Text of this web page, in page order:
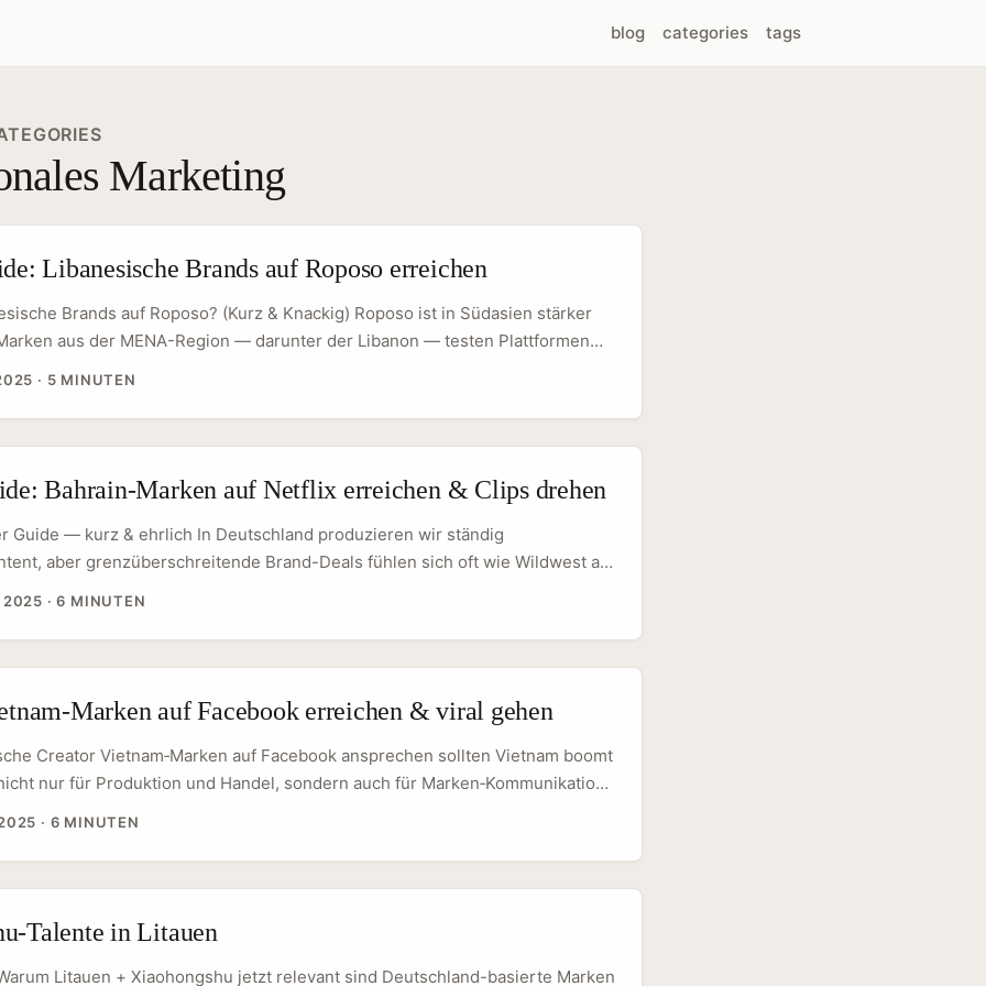
blog categories tags
Marketing
Libanesische Brands auf Roposo erreichen
Brands auf Roposo? (Kurz & Knackig) Roposo ist in Südasien stärker
aus der MENA-Region — darunter der Libanon — testen Plattformen
Kampagnen. Gleichzeitig gilt: Libanesische Brands haben eigene
Zielgruppen und Kauftriggers. Wer blind copy-pastet, wird nicht weit
Guide zeigt praxisnah, wie du libanesische Marken auf Roposo identifizierst,
und verhandelst — plus konkrete Content‑Beispiele, Preisrahmen,
und typische Fallstricke. ...
· 5 MINUTEN
Bahrain‑Marken auf Netflix erreichen & Clips drehen
Guide — kurz & ehrlich In Deutschland produzieren wir ständig
aber grenzüberschreitende Brand-Deals fühlen sich oft wie Wildwest an:
Netflix‑Film auftaucht — öffnet das coole Chancen für Unboxing‑ und
hoher TV‑/Streaming‑Relevanz + regionaler Markenstolz = potentielle
...
2025 ·6 MINUTEN
auf Facebook erreichen & viral gehen
Creator Vietnam‑Marken auf Facebook ansprechen sollten Vietnam boomt
nur für Produktion und Handel, sondern auch für Marken‑Kommunikation:
eine attraktive Option — gerade über Facebook, weil die Plattform dort
Diensten wie Zalo) noch immer eine große Rolle im Discovery‑ und
spielt. ...
· 6 MINUTEN
Talente in Litauen
Litauen + Xiaohongshu jetzt relevant sind Deutschland-basierte Marken